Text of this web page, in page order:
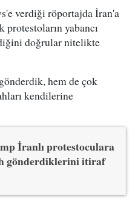
verdiği röportajda İran'a
yabancı
doğrular nitelikte
hem de çok
kendilerine
İranlı protestoculara
gönderdiklerini itiraf